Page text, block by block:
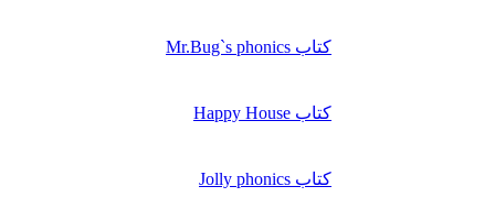
کتاب Mr.Bug`s phonics
کتاب Happy House
کتاب Jolly phonics